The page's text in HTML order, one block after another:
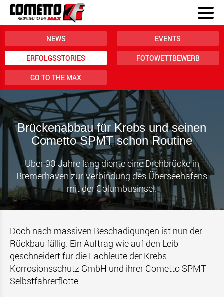
NEWS EVENTS
ERFOLGSSTORIES FOTOWETTBEWERB
GO TO THE MAX
Brückenabbau für Krebs und seinen
Cometto SPMT schon Routine
Über 90 Jahre lang diente eine Drehbrücke in
Bremerhaven zur Verbindung des Überseehafens
mit der Columbusinsel.
Doch nach massiven Beschädigungen ist nun der
Rückbau fällig. Ein Auftrag wie auf den Leib
geschneidert für die Fachleute der Krebs
Korrosionsschutz GmbH und ihrer Cometto SPMT
Selbstfahrerflotte.